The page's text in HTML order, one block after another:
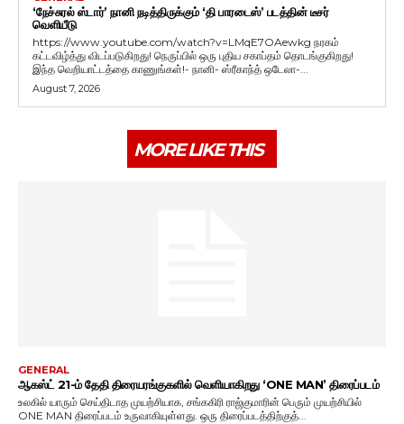
‘நேச்சுரல் ஸ்டார்’ நானி நடித்திருக்கும் ‘தி பாரடைஸ்’ படத்தின் டீசர்
வெளியீடு
https://www.youtube.com/watch?v=LMqE7OAewkg நரகம்
கட்டவிழ்த்து விடப்படுகிறது! நெருப்பில் ஒரு புதிய சகாப்தம் தொடங்குகிறது!
இந்த வெறியாட்டத்தை காணுங்கள்!- நானி- ஸ்ரீகாந்த் ஒடேலா-...
August 7, 2026
MORE LIKE THIS
GENERAL
ஆகஸ்ட் 21-ம் தேதி திரையரங்குகளில் வெளியாகிறது ‘ONE MAN’ திரைப்படம்
உலகில் யாரும் செய்திடாத முயற்சியாக, சங்ககிரி ராஜ்குமாரின் பெரும் முயற்சியில்
ONE MAN திரைப்படம் உருவாகியுள்ளது. ஒரு திரைப்படத்திற்குத்...